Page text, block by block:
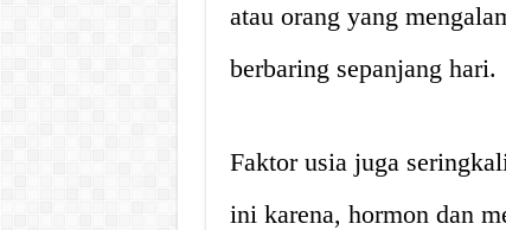
atau orang yang
berbaring sepanjang hari.
Faktor usia juga
ini karena, hormon dan